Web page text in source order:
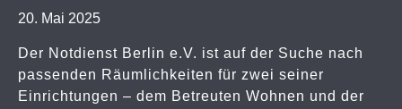
20. Mai 2025
Der Notdienst Berlin e.V. ist auf der Suche nach
passenden Räumlichkeiten für zwei seiner
Einrichtungen – dem Betreuten Wohnen und der